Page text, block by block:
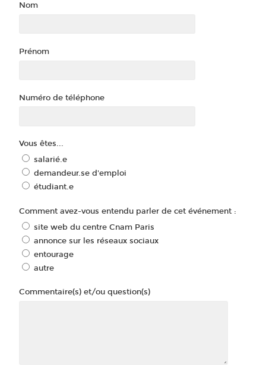
Nom
Prénom
Numéro de téléphone
Vous êtes...
salarié.e
demandeur.se d'emploi
étudiant.e
Comment avez-vous entendu parler de cet événement :
site web du centre Cnam Paris
annonce sur les réseaux sociaux
entourage
autre
Commentaire(s) et/ou question(s)